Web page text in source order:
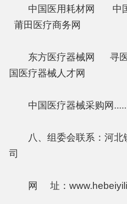
中国医用耗材网 中国
莆田医疗商务网
东方医疗器械网
国医疗器械人才网
中国医疗器械采购网
八、组委会联系：河北
司
网 址：